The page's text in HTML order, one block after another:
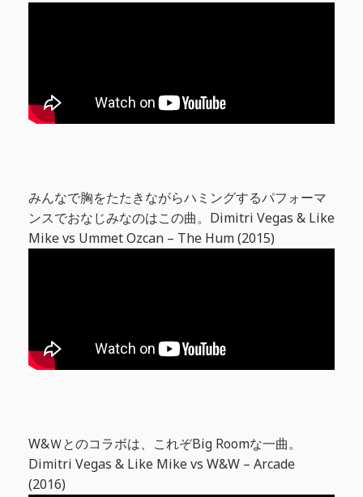
みんなで胸をたたきながらハミングするパフォーマ
ンスでおなじみなのはこの曲。Dimitri Vegas & Like
Mike vs Ummet Ozcan – The Hum (2015)
W&Ｗとのコラボは、これぞBig Roomな一曲。
Dimitri Vegas & Like Mike vs W&W – Arcade
(2016)